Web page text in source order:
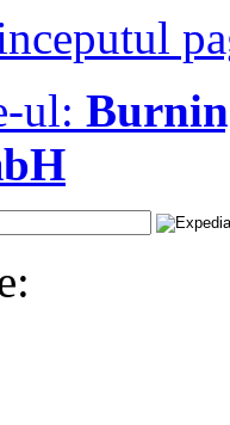
ul: